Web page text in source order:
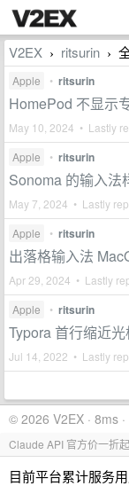
V2EX › ritsurin ›
Apple • ritsurin
HomePod 不显示
May 10, 2024 • Lastly
Apple • ritsurin
Sonoma 的输入法
May 7, 2024 • Lastly
Apple • ritsurin
出落格输入法
Apr 29, 2024 • Lastly
Apple • ritsurin
Typora 首行缩近
Jul 14, 2022 • Lastly
© 2026 V2EX · 8ms
Claude API 官方价一折
目前平台累计服务